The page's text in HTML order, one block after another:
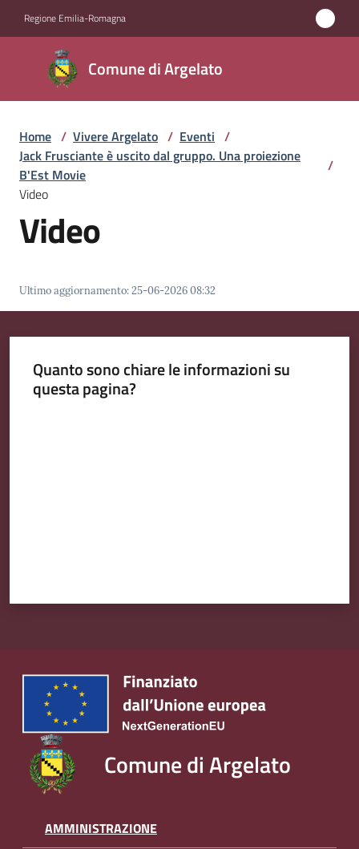
Regione Emilia-Romagna
Comune di Argelato
Comune
di
Argelato
Amministrazione
Novità
Menu selezionato
Home / Vivere Argelato / Eventi /
Jack Frusciante è uscito dal gruppo. Una proiezione
B'Est Movie
/
Video
Video
Ultimo aggiornamento:25-06-2026 08:32
Quanto sono chiare le informazioni su
questa pagina?
Comune di Argelato
AMMINISTRAZIONE